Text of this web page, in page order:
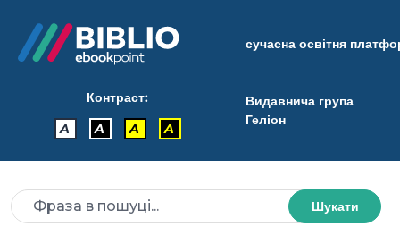
сучасна освітня
Контраст:
A
A A A
Видавнича група
Геліон
Шукати